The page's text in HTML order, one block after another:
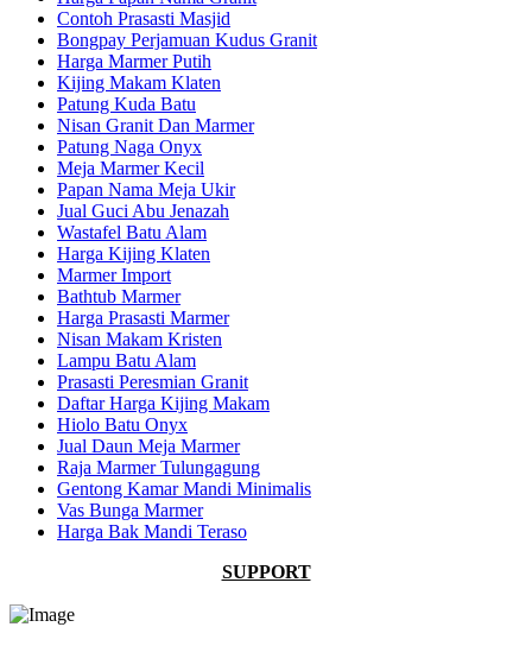
Contoh Prasasti Masjid
Bongpay Perjamuan Kudus Granit
Harga Marmer Putih
Kijing Makam Klaten
Patung Kuda Batu
Nisan Granit Dan Marmer
Patung Naga Onyx
Meja Marmer Kecil
Papan Nama Meja Ukir
Jual Guci Abu Jenazah
Wastafel Batu Alam
Harga Kijing Klaten
Marmer Import
Bathtub Marmer
Harga Prasasti Marmer
Nisan Makam Kristen
Lampu Batu Alam
Prasasti Peresmian Granit
Daftar Harga Kijing Makam
Hiolo Batu Onyx
Jual Daun Meja Marmer
Raja Marmer Tulungagung
Gentong Kamar Mandi Minimalis
Vas Bunga Marmer
Harga Bak Mandi Teraso
SUPPORT